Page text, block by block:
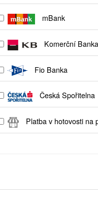
mBank
Komerční Banka
Fio Banka
Česká Spořitelna
Platba v hotovosti na